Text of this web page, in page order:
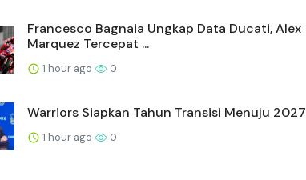
Francesco Bagnaia Ungkap Data Ducati, Alex
Marquez Tercepat ...
1 hour ago 0
Warriors Siapkan Tahun Transisi Menuju 2027
1 hour ago 0